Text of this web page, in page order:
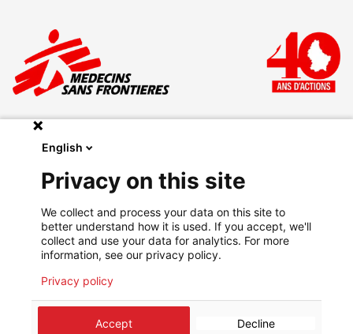
Faire un don à MSF
Mentions légales
Politique de confidentialité
Aller sur MSF.LU
Médecins Sans Frontières Luxembourg
English
Privacy on this site
We collect and process your data on this site to
better understand how it is used. If you accept, we'll
collect and use your data for analytics. For more
information, see our privacy policy.
Privacy policy
Accept Decline